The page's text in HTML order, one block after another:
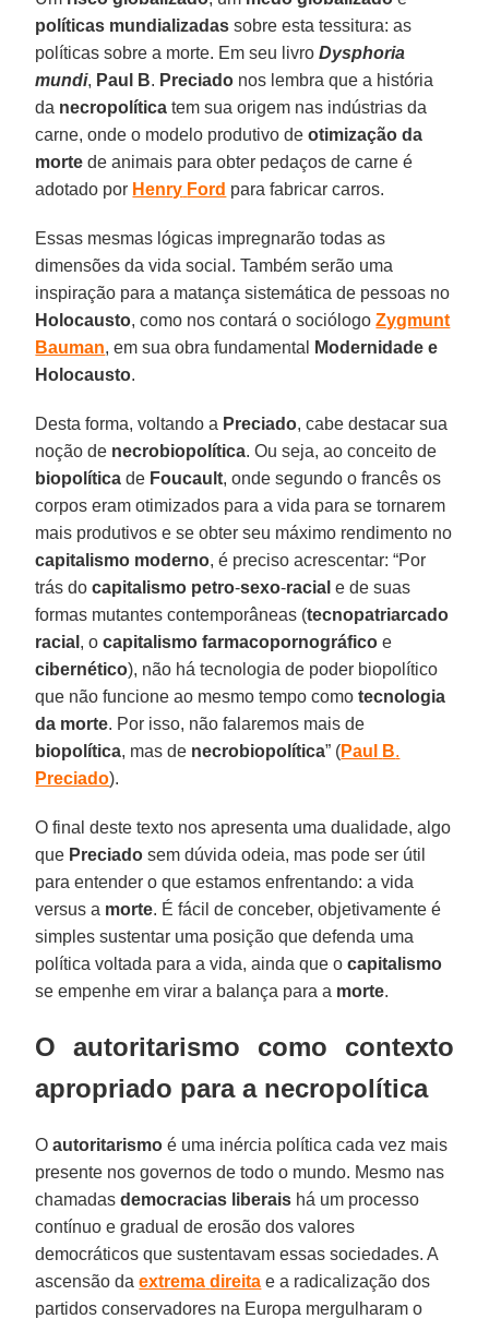
políticas mundializadas sobre esta tessitura: as
políticas sobre a morte. Em seu livroDysphoria
mundi, Paul B. Preciado nos lembra que a história
da necropolítica tem sua origem nas indústrias da
carne, onde o modelo produtivo deotimização da
morte de animais para obter pedaços de carne é
adotado por Henry Ford para fabricar carros.
Essas mesmas lógicas impregnarão todas as
dimensões da vida social. Também serão uma
inspiração para a matança sistemática de pessoas no
Holocausto, como nos contará o sociólogoZygmunt
Bauman, em sua obra fundamental Modernidade e
Holocausto.
Desta forma, voltando a Preciado, cabe destacar sua
noção de necrobiopolítica. Ou seja, ao conceito de
biopolítica de Foucault, onde segundo o francês os
corpos eram otimizados para a vida para se tornarem
mais produtivos e se obter seu máximo rendimento no
capitalismo moderno, é preciso acrescentar: “Por
trás docapitalismo petro-sexo-racial e de suas
formas mutantes contemporâneas (tecnopatriarcado
racial , ocapitalismo farmacopornográfico e
cibernético), não há tecnologia de poder biopolítico
que não funcione ao mesmo tempo comotecnologia
da morte. Por isso, não falaremos mais de
biopolítica, mas de necrobiopolítica” (Paul B.
Preciado).
O final deste texto nos apresenta uma dualidade, algo
que Preciado sem dúvida odeia, mas pode ser útil
para entender o que estamos enfrentando: a vida
versus a morte. É fácil de conceber, objetivamente é
simples sustentar uma posição que defenda uma
política voltada para a vida, ainda que ocapitalismo
se empenhe em virar a balança para a morte.
O autoritarismo como contexto
apropriado para a necropolítica
Oautoritarismo é uma inércia política cada vez mais
presente nos governos de todo o mundo. Mesmo nas
chamadasdemocracias liberais há um processo
contínuo e gradual de erosão dos valores
democráticos que sustentavam essas sociedades. A
ascensão daextrema direita e a radicalização dos
partidos conservadores na Europa mergulharam o